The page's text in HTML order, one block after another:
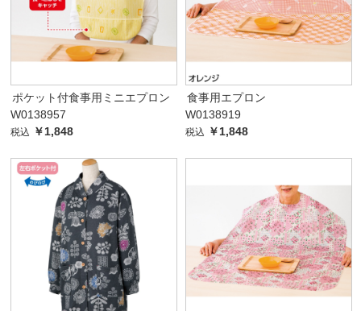
ポケット付食事用ミニエプロン
W0138957
税込 ￥1,848
食事用エプロン
W0138919
税込 ￥1,848